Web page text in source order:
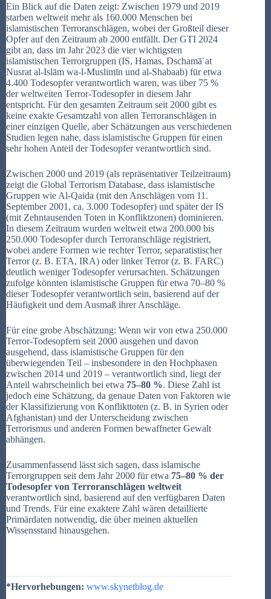
Ein Blick auf die Daten zeigt: Zwischen 1979 und 2019
starben weltweit mehr als 160.000 Menschen bei
islamistischen Terroranschlägen, wobei der Großteil dieser
Opfer auf den Zeitraum ab 2000 entfällt. Der GTI 2024
gibt an, dass im Jahr 2023 die vier wichtigsten
islamistischen Terrorgruppen (IS, Hamas, Dschamāʿat
Nusrat al-Islām wa-l-Muslimīn und al-Shabaab) für etwa
4.400 Todesopfer verantwortlich waren, was über 75 %
der weltweiten Terror-Todesopfer in diesem Jahr
entspricht. Für den gesamten Zeitraum seit 2000 gibt es
keine exakte Gesamtzahl von allen Terroranschlägen in
einer einzigen Quelle, aber Schätzungen aus verschiedenen
Studien legen nahe, dass islamistische Gruppen für einen
sehr hohen Anteil der Todesopfer verantwortlich sind.
Zwischen 2000 und 2019 (als repräsentativer Teilzeitraum)
zeigt die Global Terrorism Database, dass islamistische
Gruppen wie Al-Qaida (mit den Anschlägen vom 11.
September 2001, ca. 3.000 Todesopfer) und später der IS
(mit Zehntausenden Toten in Konfliktzonen) dominieren.
In diesem Zeitraum wurden weltweit etwa 200.000 bis
250.000 Todesopfer durch Terroranschläge registriert,
wobei andere Formen wie rechter Terror, separatistischer
Terror (z. B. ETA, IRA) oder linker Terror (z. B. FARC)
deutlich weniger Todesopfer verursachten. Schätzungen
zufolge könnten islamistische Gruppen für etwa 70–80 %
dieser Todesopfer verantwortlich sein, basierend auf der
Häufigkeit und dem Ausmaß ihrer Anschläge.
Für eine grobe Abschätzung: Wenn wir von etwa 250.000
Terror-Todesopfern seit 2000 ausgehen und davon
ausgehend, dass islamistische Gruppen für den
überwiegenden Teil – insbesondere in den Hochphasen
zwischen 2014 und 2019 – verantwortlich sind, liegt der
Anteil wahrscheinlich bei etwa 75–80 %. Diese Zahl ist
jedoch eine Schätzung, da genaue Daten von Faktoren wie
der Klassifizierung von Konflikttoten (z. B. in Syrien oder
Afghanistan) und der Unterscheidung zwischen
Terrorismus und anderen Formen bewaffneter Gewalt
abhängen.
Zusammenfassend lässt sich sagen, dass islamische
Terrorgruppen seit dem Jahr 2000 für etwa 75–80 % der
Todesopfer von Terroranschlägen weltweit
verantwortlich sind, basierend auf den verfügbaren Daten
und Trends. Für eine exaktere Zahl wären detaillierte
Primärdaten notwendig, die über meinen aktuellen
Wissensstand hinausgehen.
*Hervorhebungen: www.skynetblog.de